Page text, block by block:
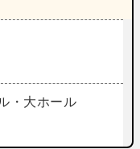
・大ホール